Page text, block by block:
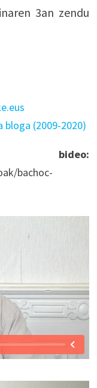
3an zendu
bloga (2009-2020)
bachoc-